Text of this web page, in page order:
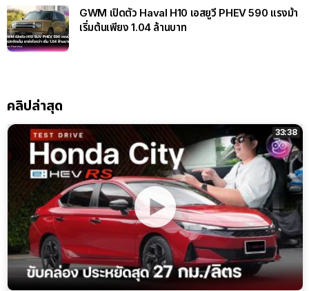
GWM เปิดตัว Haval H10 เอสยูวี PHEV 590 แรงม้า
เริ่มต้นเพียง 1.04 ล้านบาท
คลิปล่าสุด
33:38